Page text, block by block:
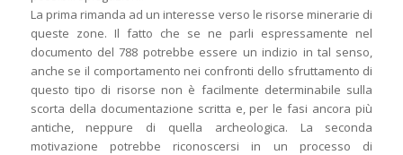
La prima rimanda ad un interesse verso le risorse minerarie di
queste zone. Il fatto che se ne parli espressamente nel
documento del 788 potrebbe essere un indizio in tal senso,
anche se il comportamento nei confronti dello sfruttamento di
questo tipo di risorse non è facilmente determinabile sulla
scorta della documentazione scritta e, per le fasi ancora più
antiche, neppure di quella archeologica. La seconda
motivazione potrebbe riconoscersi in un processo di